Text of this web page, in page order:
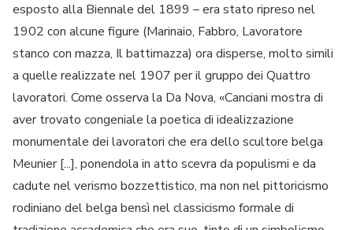
esposto alla Biennale del 1899 – era stato ripreso nel
1902 con alcune figure (Marinaio, Fabbro, Lavoratore
stanco con mazza, Il battimazza) ora disperse, molto simili
a quelle realizzate nel 1907 per il gruppo dei Quattro
lavoratori. Come osserva la Da Nova, «Canciani mostra di
aver trovato congeniale la poetica di idealizzazione
monumentale dei lavoratori che era dello scultore belga
Meunier [...], ponendola in atto scevra da populismi e da
cadute nel verismo bozzettistico, ma non nel pittoricismo
rodiniano del belga bensì nel classicismo formale di